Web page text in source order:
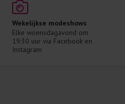
Wekelijkse modeshows
Elke woensdagavond om
19:30 uur via Facebook en
Instagram